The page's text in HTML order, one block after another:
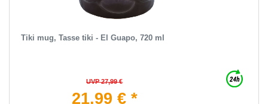
Tiki mug, Tasse tiki - El Guapo, 720 ml
UVP 27,99 €
21,99 € *